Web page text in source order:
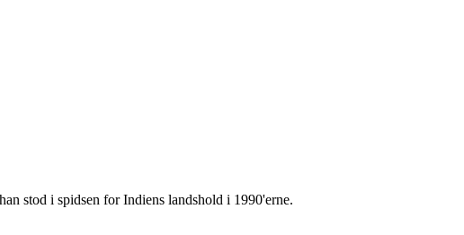
stod i spidsen for Indiens landshold i 1990'erne.